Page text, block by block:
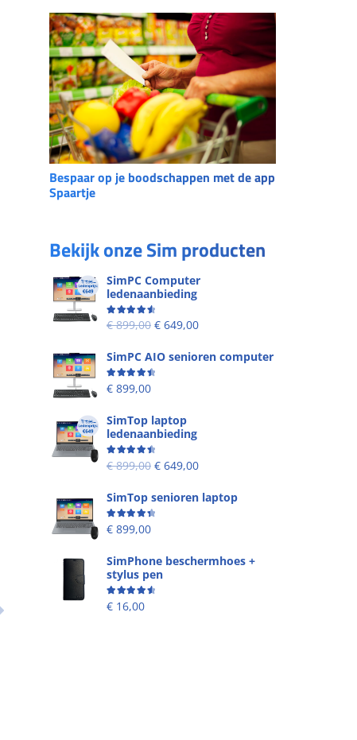
Bespaar op je boodschappen met de app
Spaartje
Bekijk onze Sim producten
SimPC Computer
ledenaanbieding
Beoordeling 4.60uit 5
€899,00 € 649,00
SimPC AIO senioren computer
Beoordeling
€ 899,00
SimTop laptop
ledenaanbieding
Beoordeling 4.53uit 5
€899,00 € 649,00
SimTop senioren laptop
Beoordeling
€ 899,00
SimPhone beschermhoes +
stylus pen
Beoordeling
€ 16,00